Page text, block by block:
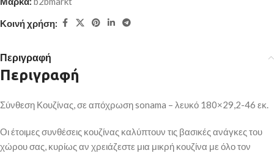
Κοινή χρήση:
Περιγραφή
Περιγραφή
Σύνθεση Κουζίνας, σε απόχρωση sonama – λευκό 180×29,2-46 εκ.
Οι έτοιμες συνθέσεις κουζίνας καλύπτουν τις βασικές ανάγκες του
χώρου σας, κυρίως αν χρειάζεστε μια μικρή κουζίνα με όλο τον